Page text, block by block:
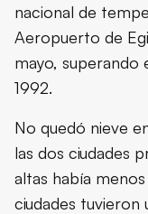
nacional de
Aeropuerto de
mayo,
1992.
No quedó nieve
las dos ciudades
altas había
ciudades tuvieron